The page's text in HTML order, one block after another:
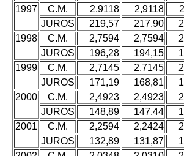
1997 C.M. 2,9118 2,9118
JUROS
219,57 217,90
1998
C.M. 2,7594 2,7594
JUROS
196,28 194,15
1999
C.M. 2,7145 2,7145
JUROS
171,19 168,81
2000
C.M. 2,4923 2,4923
JUROS
148,89 147,44
2001
C.M. 2,2594 2,2424
JUROS
132,89 131,87